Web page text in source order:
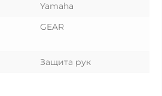
Yamaha
GEAR
Защита рук